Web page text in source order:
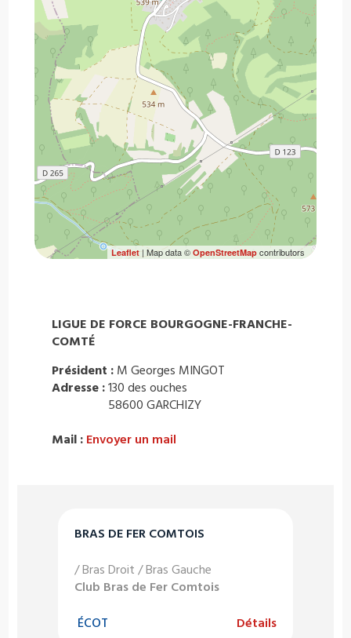
BRAS DE FER COMTOIS
/ Bras Droit / Bras Gauche
Club Bras de Fer Comtois
ÉCOT Détails
Leaflet| Map data © OpenStreetMapcontributors
LIGUE DE FORCE BOURGOGNE-FRANCHE-
COMTÉ
Président : M Georges MINGOT
Adresse :130 des ouches
58600 GARCHIZY
Mail : Envoyer un mail